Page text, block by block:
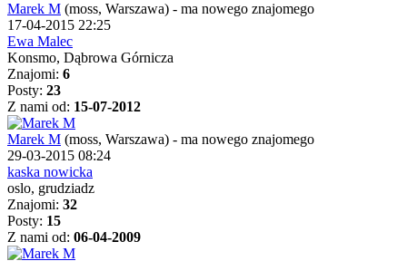
Marek M (moss, Warszawa) - ma nowego znajomego
17-04-2015 22:25
Ewa Malec
Konsmo, Dąbrowa Górnicza
Znajomi: 6
Posty: 23
Z nami od: 15-07-2012
Marek M (moss, Warszawa) - ma nowego znajomego
29-03-2015 08:24
kaska nowicka
oslo, grudziadz
Znajomi: 32
Posty: 15
Z nami od: 06-04-2009